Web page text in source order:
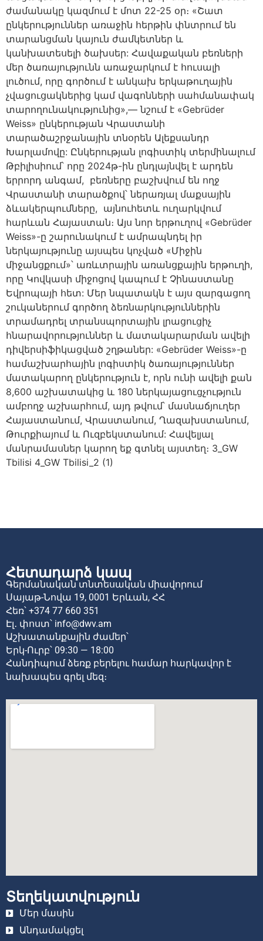
ժամանակը կազմում է մոտ 22-25 օր։ «Շատ
ընկերություններ առաջին հերթին փնտրում են
տարանցման կայուն ժամկետներ և
կանխատեսելի ծախսեր: Հավաքական բեռների
մեր ծառայությունն առաջարկում է հուսալի
լուծում, որը գործում է անկախ երկաթուղային
չվացուցակներից կամ վագոնների սահմանափակ
տարողունակությունից»,— նշում է «Gebrüder
Weiss» ընկերության Վրաստանի
տարածաշրջանային տնօրեն Ալեքսանդր
Խարլամովը: Ընկերության լոգիստիկ տերմինալում
Թբիլիսիում՝ որը 2024թ-ին ընդլայնվել է արդեն
երրորդ անգամ, բեռները բաշխվում են ողջ
Վրաստանի տարածքով՝ ներառյալ մաքսային
ձևակերպումները, այնուհետև ուղարկվում
հարևան Հայաստան։ Այս նոր երթուղով «Gebrüder
Weiss»-ը շարունակում է ամրապնդել իր
ներկայությունը այսպես կոչված «Միջին
միջանցքում»՝ առևտրային առանցքային երթուղի,
որը Կովկասի միջոցով կապում է Չինաստանը
Եվրոպայի հետ: Մեր նպատակն է այս զարգացող
շուկաներում գործող ձեռնարկություններին
տրամադրել տրանսպորտային լրացուցիչ
հնարավորություններ և մատակարարման ավելի
դիվերսիֆիկացված շղթաներ: «Gebrüder Weiss»-ը
համաշխարհային լոգիստիկ ծառայություններ
մատակարող ընկերություն է, որն ունի ավելի քան
8,600 աշխատակից և 180 ներկայացուցչություն
ամբողջ աշխարհում, այդ թվում՝ մասնաճյուղեր
Հայաստանում, Վրաստանում, Ղազախստանում,
Թուրքիայում և Ուզբեկստանում: Հավելյալ
մանրամասներ կարող եք գտնել այստեղ։ 3_GW
Tbilisi 4_GW Tbilisi_2 (1)
Հետադարձ կապ
Գերմանական տնտեսական միավորում
Սայաթ-Նովա 19, 0001 Երևան, ՀՀ
Հեռ՝ +374 77 660 351
Էլ․ փոստ՝ info@dwv.am
Աշխատանքային ժամեր՝
Երկ-Ուրբ՝ 09:30 — 18:00
Հանդիպում ձեռք բերելու համար հարկավոր է
նախապես գրել մեզ։
Տեղեկատվություն
Մեր մասին
Անդամակցել